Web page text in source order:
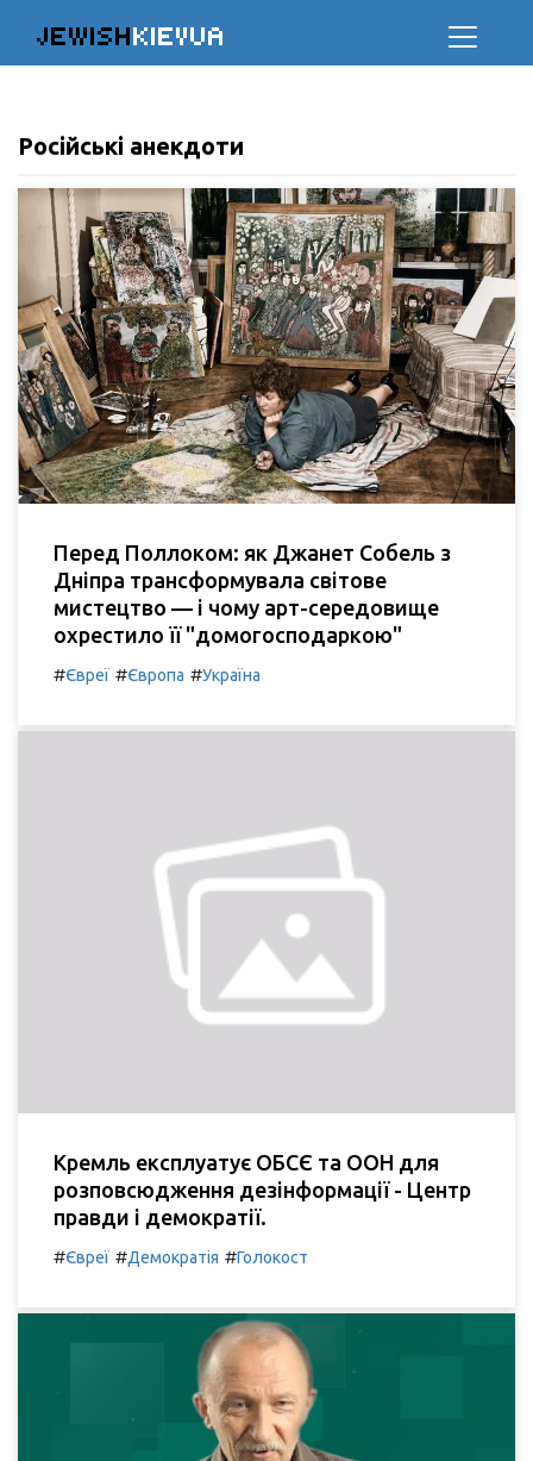
JEWISHKIEVUA
Російські анекдоти
Перед Поллоком: як Джанет Собель з
Дніпра трансформувала світове
мистецтво — і чому арт-середовище
охрестило її "домогосподаркою"
#Євреї #Європа #Україна
Кремль експлуатує ОБСЄ та ООН для
розповсюдження дезінформації - Центр
правди і демократії.
#Євреї #Демократія #Голокост